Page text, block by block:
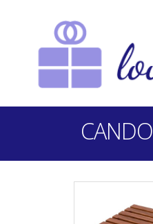
CANDO